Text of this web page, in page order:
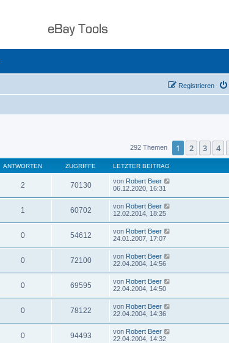
Registrieren
292 Themen 1 2 3 4
ANTWORTEN ZUGRIFFE LETZTER BEITRAG
2 70130 von Robert Beer
06.12.2020, 16:31
1 60702 von Robert Beer
12.02.2014, 18:25
0 54612 von Robert Beer
24.01.2007, 17:07
0 72100 von Robert Beer
22.04.2004, 14:56
0 69595 von Robert Beer
22.04.2004, 14:50
0 78122 von Robert Beer
22.04.2004, 14:36
0 94493 von Robert Beer
22.04.2004, 14:32